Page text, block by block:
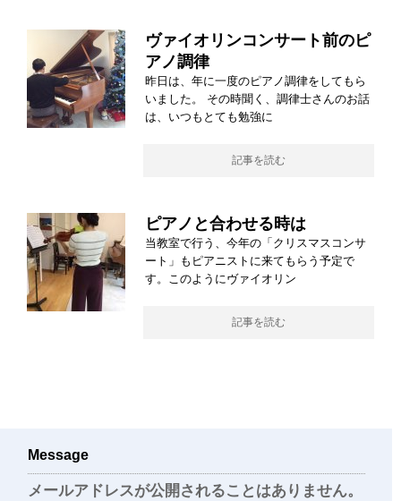
ヴァイオリンコンサート前のピ
アノ調律
昨日は、年に一度のピアノ調律をしてもら
いました。 その時聞く、調律士さんのお話
は、いつもとても勉強に
記事を読む
ピアノと合わせる時は
当教室で行う、今年の「クリスマスコンサ
ート」もピアニストに来てもらう予定で
す。このようにヴァイオリン
記事を読む
Message
メールアドレスが公開されることはありません。